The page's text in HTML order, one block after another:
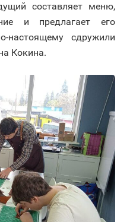
составляет меню,
и предлагает его
настоящему сдружили
Кокина.